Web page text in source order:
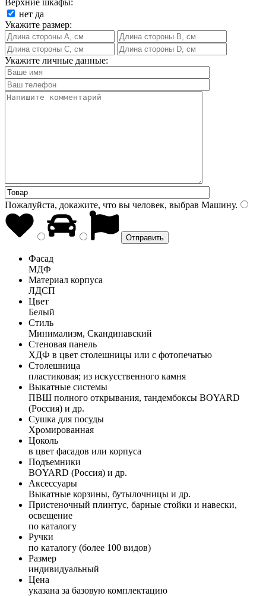
нет да
Укажите размер:
Укажите личные данные:
Пожалуйста, докажите, что вы человек, выбрав Машину.
Фасад
МДФ
Материал корпуса
ЛДСП
Цвет
Белый
Стиль
Минимализм, Скандинавский
Стеновая панель
ХДФ в цвет столешницы или с фотопечатью
Столешница
пластиковая; из искусственного камня
Выкатные системы
ПВШ полного открывания, тандембоксы BOYARD
(Россия) и др.
Сушка для посуды
Хромированная
Цоколь
в цвет фасадов или корпуса
Подъемники
BOYARD (Россия) и др.
Аксессуары
Выкатные корзины, бутылочницы и др.
Пристеночный плинтус, барные стойки и навески,
освещение
по каталогу
Ручки
по каталогу (более 100 видов)
Размер
индивидуальный
Цена
указана за базовую комплектацию